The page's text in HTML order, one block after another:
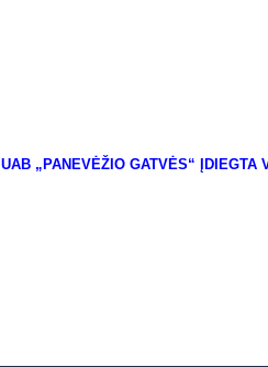
UAB „PANEVĖŽIO GATVĖS“ ĮDIEGTA